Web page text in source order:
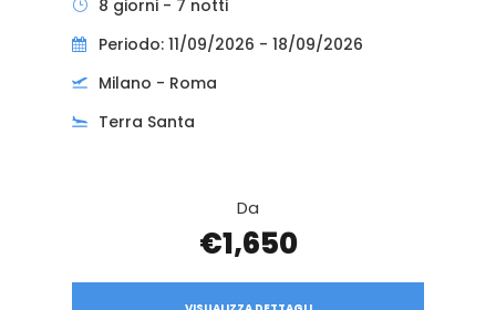
8 giorni - 7 notti
Periodo: 11/09/2026 - 18/09/2026
Milano - Roma
Terra Santa
Da
€1,650